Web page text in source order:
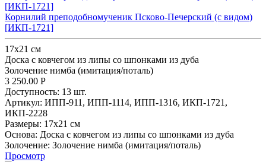
Корнилий преподобномученик Псково-Печерский (с видом)
[ИКП-1721]
17х21 см
Доска с ковчегом из липы со шпонками из дуба
Золочение нимба (имитация/поталь)
3 250.00 Р
Доступность: 13 шт.
Артикул: ИПП-911, ИПП-1114, ИПП-1316, ИКП-1721,
ИКП-2228
Размеры: 17х21 см
Основа: Доска с ковчегом из липы со шпонками из дуба
Золочение: Золочение нимба (имитация/поталь)
Просмотр